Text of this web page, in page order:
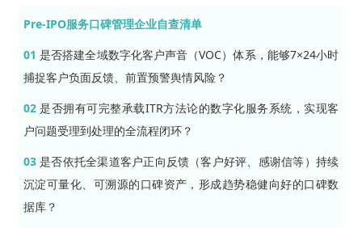
Pre-IPO服务口碑管理企业自查清单
01 是否搭建全域数字化客户声音（VOC）体系，能够7×24小时
捕捉客户负面反馈、前置预警舆情风险？
02 是否拥有可完整承载ITR方法论的数字化服务系统，实现客
户问题受理到处理的全流程闭环？
03 是否依托全渠道客户正向反馈（客户好评、感谢信等）持续
沉淀可量化、可溯源的口碑资产，形成趋势稳健向好的口碑数
据库？